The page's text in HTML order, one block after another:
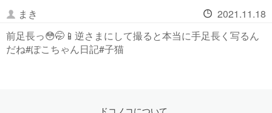
まき
2021.11.18
前足長っ😳🤭📱逆さまにして撮ると本当に手足長く写るん
だね#ぽこちゃん日記#子猫